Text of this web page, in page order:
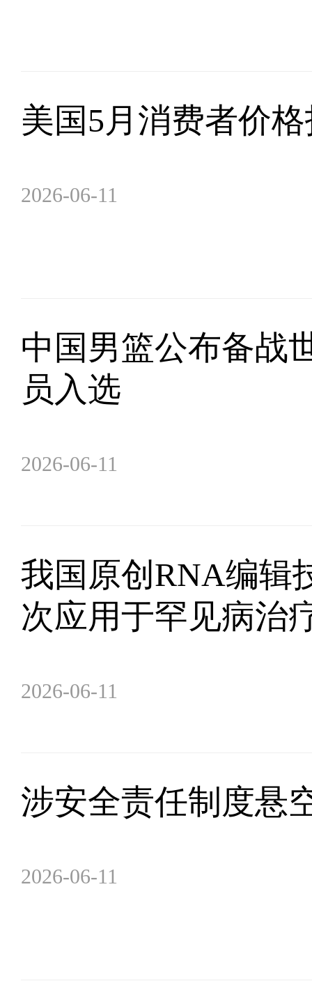
美国5月消费者价
2026-06-11
中国男篮公布备战
员入选
2026-06-11
我国原创RNA编辑
次应用于罕见病治
2026-06-11
涉安全责任制度悬
2026-06-11